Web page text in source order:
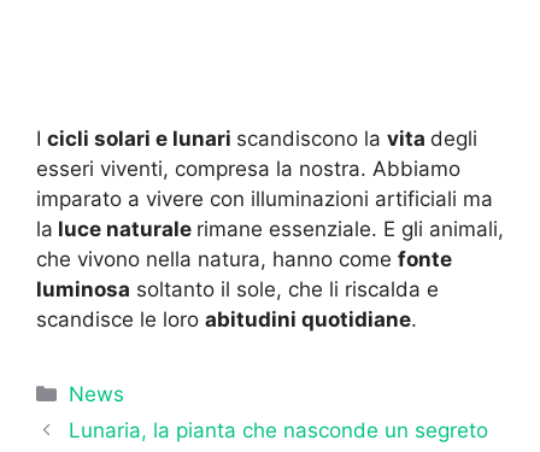
I cicli solari e lunari scandiscono la vita degli
esseri viventi, compresa la nostra. Abbiamo
imparato a vivere con illuminazioni artificiali ma
la luce naturale rimane essenziale. E gli animali,
che vivono nella natura, hanno come fonte
luminosa soltanto il sole, che li riscalda e
scandisce le loro abitudini quotidiane.
Categorie
News
Lunaria, la pianta che nasconde un segreto